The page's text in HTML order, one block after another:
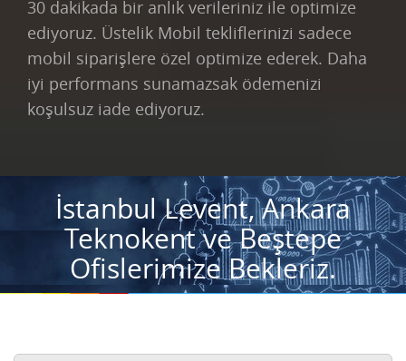
30 dakikada bir anlık verileriniz ile optimize
ediyoruz. Üstelik Mobil tekliflerinizi sadece
mobil siparişlere özel optimize ederek. Daha
iyi performans sunamazsak ödemenizi
koşulsuz iade ediyoruz.
İstanbul Levent, Ankara
Teknokent ve Beştepe
Ofislerimize Bekleriz.